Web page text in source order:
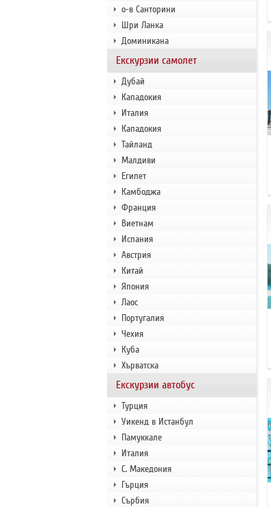
о-в Санторини
Шри Ланка
Доминикана
Екскурзии самолет
Дубай
Кападокия
Италия
Кападокия
Тайланд
Малдиви
Египет
Камбоджа
Франция
Виетнам
Испания
Австрия
Китай
Япония
Лаос
Португалия
Чехия
Куба
Хърватска
Екскурзии автобус
Турция
Уикенд в Истанбул
Памуккале
Италия
С. Македония
Гърция
Сърбия